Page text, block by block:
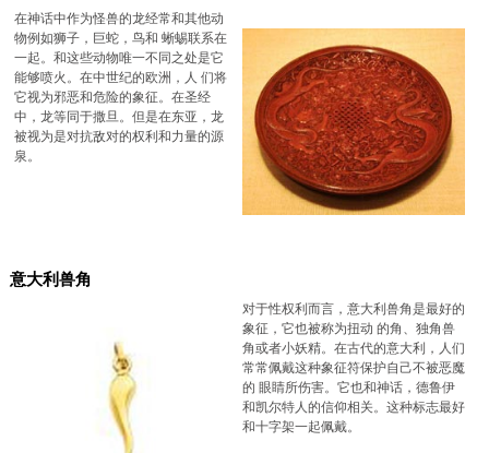
在神话中作为怪兽的龙经常和其他动
物例如狮子，巨蛇，鸟和 蜥蜴联系在
一起。和这些动物唯一不同之处是它
能够喷火。在中世纪的欧洲，人 们将
它视为邪恶和危险的象征。在圣经
中，龙等同于撒旦。但是在东亚，龙
被视为是对抗敌对的权利和力量的源
泉。
意大利兽角
对于性权利而言，意大利兽角是最好的
象征，它也被称为扭动 的角、独角兽
角或者小妖精。在古代的意大利，人们
常常佩戴这种象征符保护自己不被恶魔
的 眼睛所伤害。它也和神话，德鲁伊
和凯尔特人的信仰相关。这种标志最好
和十字架一起佩戴。